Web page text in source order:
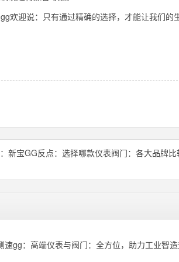
欢迎说：只有通过精确的选择，才能让我们的
新宝GG反点：选择哪款仪表阀门：各大品牌比
速gg：高端仪表与阀门：全方位，助力工业智